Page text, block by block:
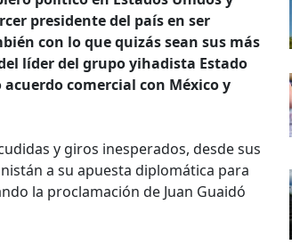
presidente del país en ser
con lo que quizás sean sus más
líder del grupo yihadista Estado
comercial con México y
y giros inesperados, desde sus
a su apuesta diplomática para
la proclamación de Juan Guaidó